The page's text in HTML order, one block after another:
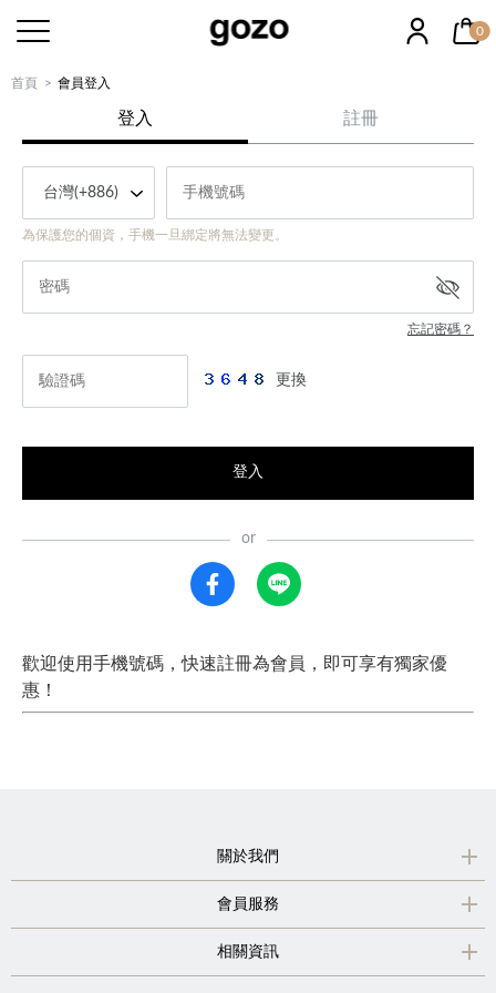
0
首頁 會員登入
登入 註冊
為保護您的個資，手機一旦綁定將無法變更。
忘記密碼？
更換
登入
歡迎使用手機號碼，快速註冊為會員，即可享有獨家優
惠！
關於我們
會員服務
相關資訊